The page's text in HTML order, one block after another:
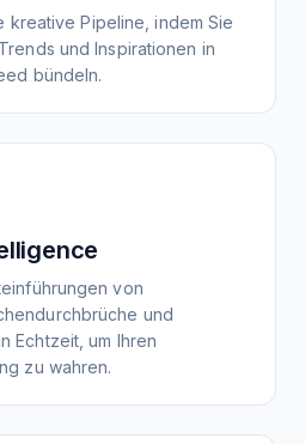
kreative Pipeline, indem Sie
und Inspirationen in
bündeln.
von
und
Echtzeit, um Ihren
zu wahren.